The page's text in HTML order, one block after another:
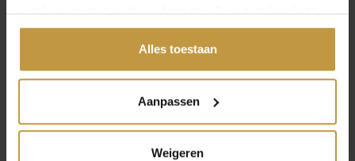
combineren met andere informatie die je met hen hebt
gedeeld of die ze hebben verzameld via jouw gebruik van
Alles toestaan
Aanpassen
Weigeren
Over Nomination
Geen producten gevonden bij dit merk.